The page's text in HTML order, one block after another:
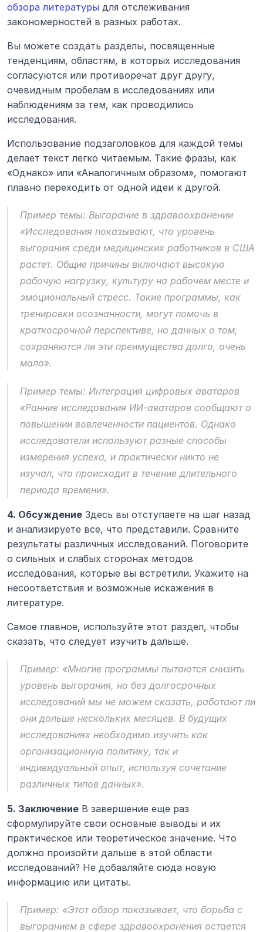
обзора литературы для отслеживания
закономерностей в разных работах.
Вы можете создать разделы, посвященные
тенденциям, областям, в которых исследования
согласуются или противоречат друг другу,
очевидным пробелам в исследованиях или
наблюдениям за тем, как проводились
исследования.
Использование подзаголовков для каждой темы
делает текст легко читаемым. Такие фразы, как
«Однако» или «Аналогичным образом», помогают
плавно переходить от одной идеи к другой.
Пример темы: Выгорание в здравоохранении
«Исследования показывают, что уровень
выгорания среди медицинских работников в США
растет. Общие причины включают высокую
рабочую нагрузку, культуру на рабочем месте и
эмоциональный стресс. Такие программы, как
тренировки осознанности, могут помочь в
краткосрочной перспективе, но данных о том,
сохраняются ли эти преимущества долго, очень
мало».
Пример темы: Интеграция цифровых аватаров
«Ранние исследования ИИ-аватаров сообщают о
повышении вовлеченности пациентов. Однако
исследователи используют разные способы
измерения успеха, и практически никто не
изучал, что происходит в течение длительного
периода времени».
4. Обсуждение Здесь вы отступаете на шаг назад
и анализируете все, что представили. Сравните
результаты различных исследований. Поговорите
о сильных и слабых сторонах методов
исследования, которые вы встретили. Укажите на
несоответствия и возможные искажения в
литературе.
Самое главное, используйте этот раздел, чтобы
сказать, что следует изучить дальше.
Пример: «Многие программы пытаются снизить
уровень выгорания, но без долгосрочных
исследований мы не можем сказать, работают ли
они дольше нескольких месяцев. В будущих
исследованиях необходимо изучить как
организационную политику, так и
индивидуальный опыт, используя сочетание
различных типов данных».
5. Заключение В завершение еще раз
сформулируйте свои основные выводы и их
практическое или теоретическое значение. Что
должно произойти дальше в этой области
исследований? Не добавляйте сюда новую
информацию или цитаты.
Пример: «Этот обзор показывает, что борьба с
выгоранием в сфере здравоохранения остается